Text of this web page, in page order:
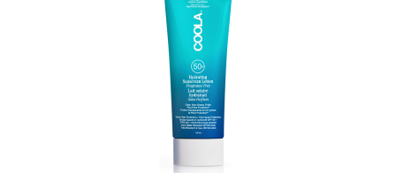
Подробнее
В корзину